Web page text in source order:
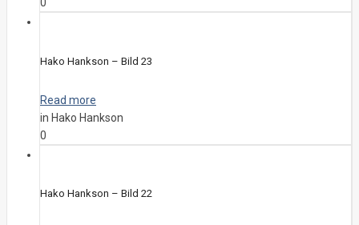
0
Hako Hankson – Bild 23
Read more
in Hako Hankson
0
Hako Hankson – Bild 22